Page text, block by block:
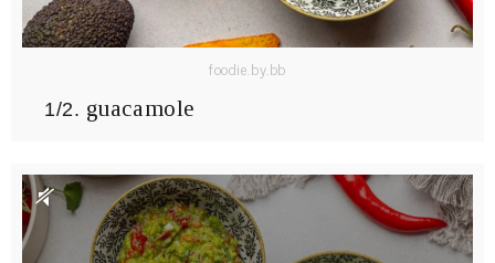
foodie.by.bb
1/2. guacamole